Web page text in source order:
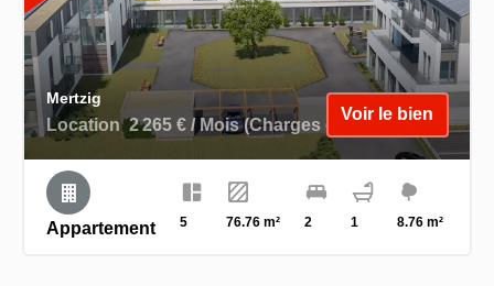
Mertzig
Location 2 265 € / Mois (Charges comprises)
Voir le bien
Appartement 5 76.76 m² 2 1 8.76 m²